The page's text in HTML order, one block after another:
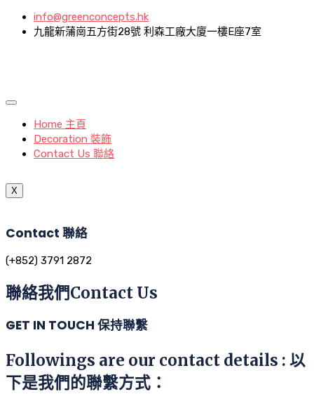
info@greenconcepts.hk
九龍新蒲崗五方街28號 利森工廠大廈一樓E座7室
Home 主頁
Decoration 裝飾
Contact Us 聯絡
X
Contact 聯絡
(+852) 3791 2872
聯絡我們Contact Us
GET IN TOUCH 保持聯繫
Followings are our contact details : 以
下是我們的聯繫方式：